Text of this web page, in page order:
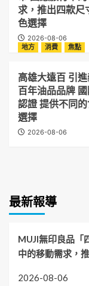
求，推出四款尺
色選擇
2026-08-06
地方
消費 焦點
高雄大遠百 引進
百年油品品牌
認證 提供不同
選擇
2026-08-06
最新報導
MUJI無印良品「
中的移動需求，
2026-08-06